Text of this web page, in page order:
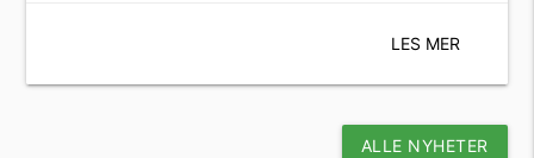
LES MER
ALLE NYHETER